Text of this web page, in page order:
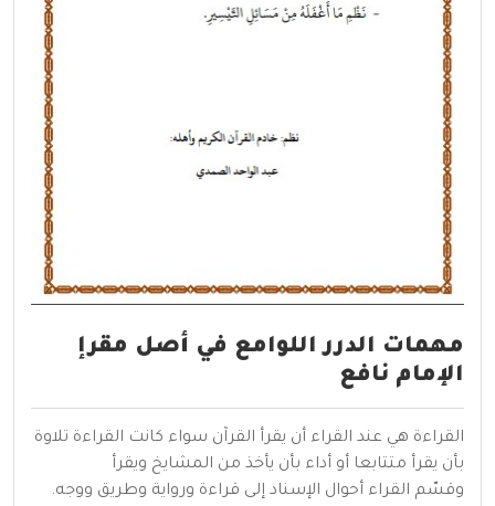
مهمات الدرر اللوامع في أصل مقرإ
الإمام نافع
القراءة هي عند القراء أن يقرأ القرآن سواء كانت القراءة تلاوة
بأن يقرأ متتابعا أو أداء بأن يأخذ من المشايخ ويقرأ
وقسّم القراء أحوال الإسناد إلى قراءة ورواية وطريق ووجه.